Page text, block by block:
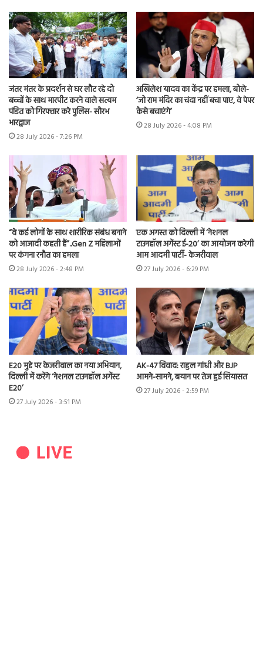
जंतर मंतर के प्रदर्शन से घर लौट रहे दो
बच्चों के साथ मारपीट करने वाले सत्यम
पंडित को गिरफ्तार करे पुलिस- सौरभ
भारद्वाज
28 July 2026 - 7:26 PM
अखिलेश यादव का केंद्र पर हमला, बोले-
‘जो राम मंदिर का चंदा नहीं बचा पाए, वे पेपर
कैसे बचाएंगे’
28 July 2026 - 4:08 PM
“वे कई लोगों के साथ शारीरिक संबंध बनाने
को आजादी कहती हैं”..Gen Z महिलाओं
पर कंगना रनौत का हमला
28 July 2026 - 2:48 PM
एक अगस्त को दिल्ली में ‘नेशनल
टाउनहॉल अगेंस्ट ई-20’ का आयोजन करेगी
आम आदमी पार्टी- केजरीवाल
27 July 2026 - 6:29 PM
E20 मुद्दे पर केजरीवाल का नया अभियान,
दिल्ली में करेंगे ‘नेशनल टाउनहॉल अगेंस्ट
E20’
27 July 2026 - 3:51 PM
AK-47 विवाद: राहुल गांधी और BJP
आमने-सामने, बयान पर तेज हुई सियासत
27 July 2026 - 2:59 PM